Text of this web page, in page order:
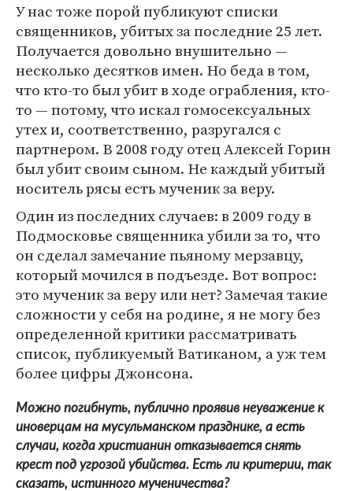
У нас тоже порой публикуют списки
священников, убитых за последние 25 лет.
Получается довольно внушительно —
несколько десятков имен. Но беда в том,
что кто-то был убит в ходе ограбления, кто-
то — потому, что искал гомосексуальных
утех и, соответственно, разругался с
партнером. В 2008 году отец Алексей Горин
был убит своим сыном. Не каждый убитый
носитель рясы есть мученик за веру.
Один из последних случаев: в 2009 году в
Подмосковье священника убили за то, что
он сделал замечание пьяному мерзавцу,
который мочился в подъезде. Вот вопрос:
это мученик за веру или нет? Замечая такие
сложности у себя на родине, я не могу без
определенной критики рассматривать
список, публикуемый Ватиканом, а уж тем
более цифры Джонсона.
Можно погибнуть, публично проявив неуважение к
иноверцам на мусульманском празднике, а есть
случаи, когда христианин отказывается снять
крест под угрозой убийства. Есть ли критерии, так
сказать, истинного мученичества?